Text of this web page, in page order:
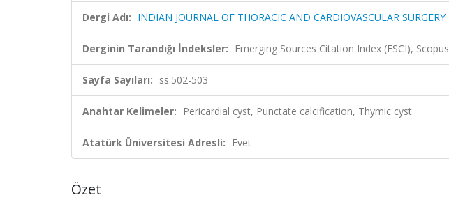
Dergi Adı: INDIAN JOURNAL OF THORACIC AND CARDIOVASCULAR SURGERY
Derginin Tarandığı İndeksler: Emerging Sources Citation Index (ESCI), Scopus
Sayfa Sayıları: ss.502-503
Anahtar Kelimeler: Pericardial cyst, Punctate calcification, Thymic cyst
Atatürk Üniversitesi Adresli: Evet
Özet